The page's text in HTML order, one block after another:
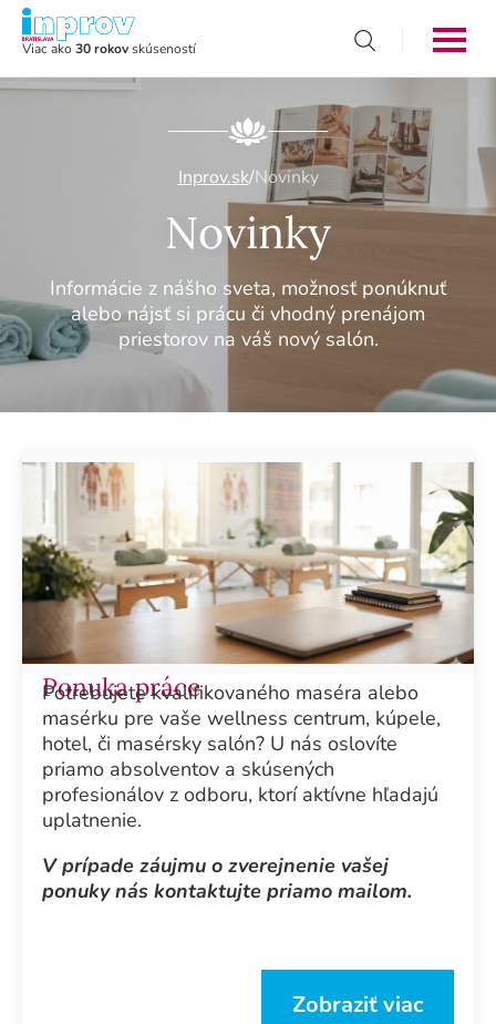
Viac ako 30 rokovskúseností
Inprov.sk/Novinky
Novinky
Informácie z nášho sveta, možnosť ponúknuť
alebo nájsť si prácu či vhodný prenájom
priestorov na váš nový salón.
Ponuka práce
Potrebujete kvalifikovaného maséra alebo
masérku pre vaše wellness centrum, kúpele,
hotel, či masérsky salón? U nás oslovíte
priamo absolventov a skúsených
profesionálov z odboru, ktorí aktívne hľadajú
uplatnenie.
V prípade záujmu o zverejnenie vašej
ponuky nás kontaktujte priamo mailom.
Zobraziť viac